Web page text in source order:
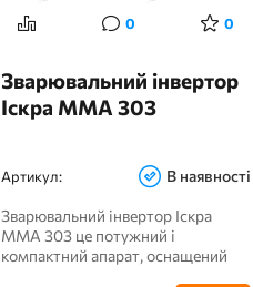
0 0
Зварювальний інвертор
Іскра MMA 303
Артикул: В наявності
Зварювальний інвертор Іскра
MMA 303 це потужний і
компактний апарат, оснащений